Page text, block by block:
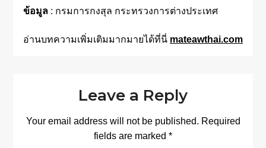
ข้อมูล: กรมการกงสุล กระทรวงการต่างประเทศ
อ่านบทความเพิ่มเติมมากมายได้ที่นี่ mateawthai.com
Leave a Reply
Your email address will not be published. Required
fields are marked *